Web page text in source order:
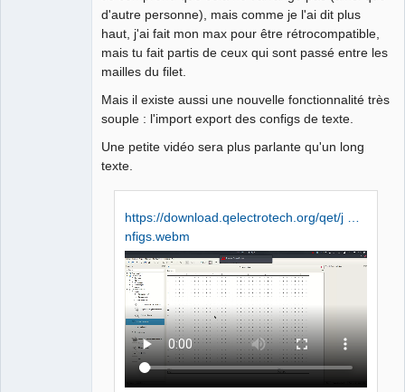
d'autre personne), mais comme je l'ai dit plus
haut, j'ai fait mon max pour être rétrocompatible,
mais tu fait partis de ceux qui sont passé entre les
mailles du filet.
Mais il existe aussi une nouvelle fonctionnalité très
souple : l'import export des configs de texte.
Une petite vidéo sera plus parlante qu'un long
texte.
https://download.qelectrotech.org/qet/j …
nfigs.webm